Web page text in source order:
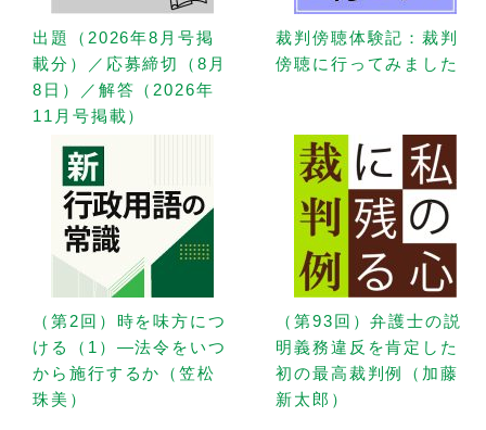
出題（2026年8月号掲
載分）／応募締切（8月
8日）／解答（2026年
11月号掲載）
裁判傍聴体験記：裁判
傍聴に行ってみました
（第2回）時を味方につ
ける（1）—法令をいつ
から施行するか（笠松
珠美）
（第93回）弁護士の説
明義務違反を肯定した
初の最高裁判例（加藤
新太郎）